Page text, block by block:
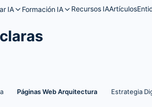
IA Formación IA Recursos IAArtículos
Páginas Web Arquitectura Estrategia